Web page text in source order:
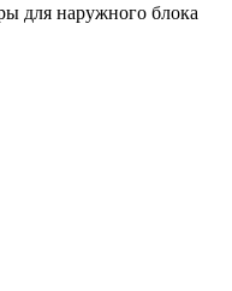
для наружного блока